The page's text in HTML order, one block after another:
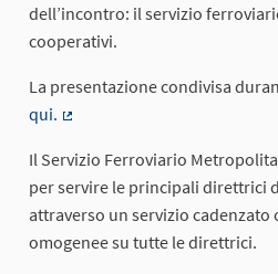
dell’incontro: il servizio
cooperativi.
La presentazione condivisa
qui.
Il Servizio Ferroviario
per servire le principali direttrici
attraverso un servizio
omogenee su tutte le direttrici.